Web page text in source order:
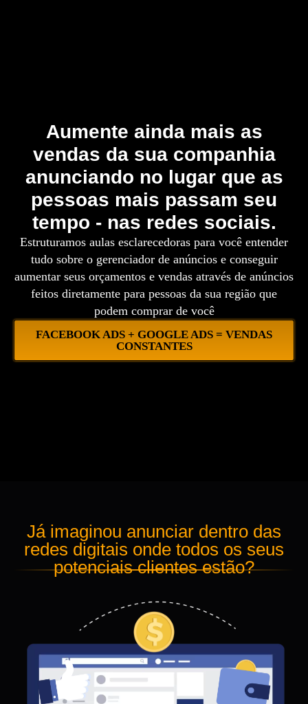
Aumente ainda mais as
vendas da sua companhia
anunciando no lugar que as
pessoas mais passam seu
tempo - nas redes sociais.
Estruturamos aulas esclarecedoras para você entender
tudo sobre o gerenciador de anúncios e conseguir
aumentar seus orçamentos e vendas através de anúncios
feitos diretamente para pessoas da sua região que
podem comprar de você
FACEBOOK ADS + GOOGLE ADS = VENDAS
CONSTANTES
Já imaginou anunciar dentro das
redes digitais onde todos os seus
potenciais clientes estão?